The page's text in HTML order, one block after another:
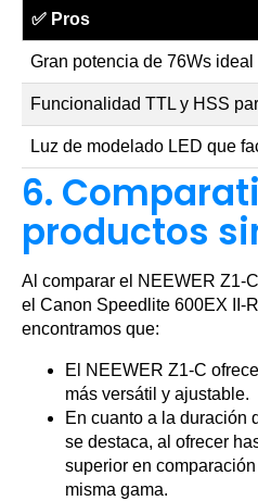
✅ Pros
Gran potencia de 76Ws
Funcionalidad TTL y HSS
Luz de modelado LED que
6.
productos
Al comparar el NEEWER Z1-
el Canon Speedlite 600EX II-
encontramos que:
El NEEWER Z1-C
más versátil y ajustable.
En cuanto a la duración
se destaca, al ofrecer
superior en
misma gama.